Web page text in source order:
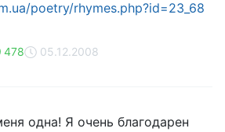
poetry/rhymes.php?id=23_68
478 05.12.2008
одна! Я очень благодарен